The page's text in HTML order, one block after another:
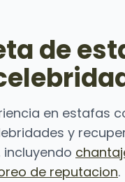
de
en estafas
y
de reputacion.